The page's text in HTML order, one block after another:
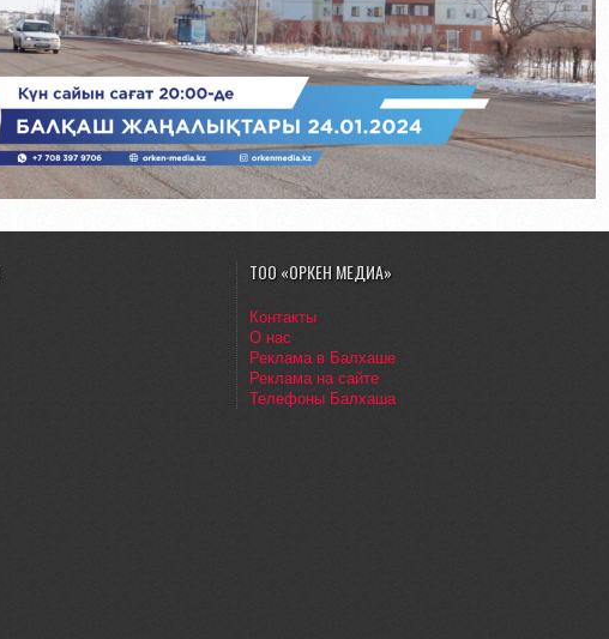
ТОО «ОРКЕН МЕДИА»
Контакты
О нас
Реклама в Балхаше
Реклама на сайте
Телефоны Балхаша